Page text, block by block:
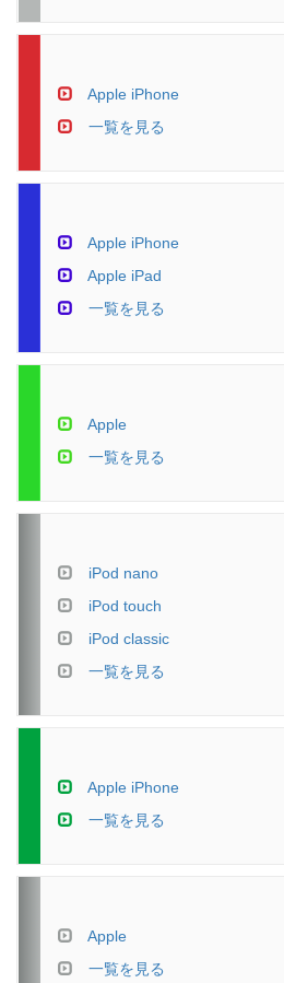
Apple iPhone
一覧を見る
Apple iPhone
Apple iPad
一覧を見る
Apple
一覧を見る
iPod nano
iPod touch
iPod classic
一覧を見る
Apple iPhone
一覧を見る
Apple
一覧を見る